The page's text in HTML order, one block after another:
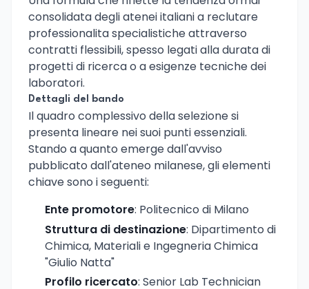
consolidata degli atenei italiani a reclutare
professionalita specialistiche attraverso
contratti flessibili, spesso legati alla durata di
progetti di ricerca o a esigenze tecniche dei
laboratori.
Dettagli del bando
Il quadro complessivo della selezione si
presenta lineare nei suoi punti essenziali.
Stando a quanto emerge dall'avviso
pubblicato dall'ateneo milanese, gli elementi
chiave sono i seguenti:
Ente promotore: Politecnico di Milano
Struttura di destinazione: Dipartimento di
Chimica, Materiali e Ingegneria Chimica
"Giulio Natta"
Profilo ricercato: Senior Lab Technician